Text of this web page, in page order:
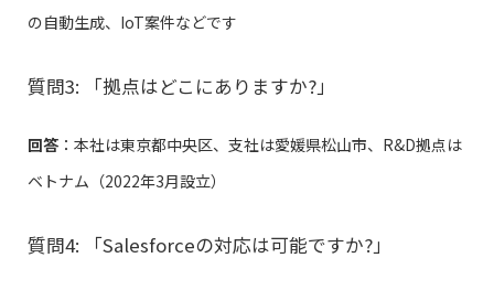
の自動生成、IoT案件などです
質問3: 「拠点はどこにありますか?」
回答：本社は東京都中央区、支社は愛媛県松山市、R&D拠点は
ベトナム（2022年3月設立）
質問4: 「Salesforceの対応は可能ですか?」